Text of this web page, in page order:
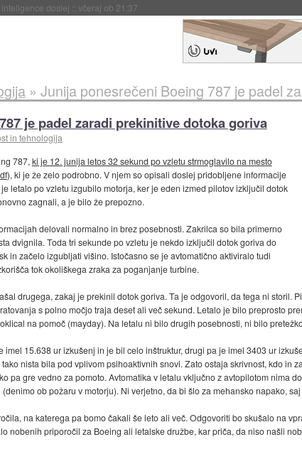
doslej :: včeraj ob 21:37
» Junija ponesrečeni Boeing 787 je padel
je padel zaradi prekinitive dotoka goriva
in tehnologija
787, ki je 12. junija letos 32 sekund po vzletu strmoglavilo na mesto
), ki je že zelo podrobno. V njem so opisali doslej pridobljene informacije
letalo po vzletu izgubilo motorja, ker je eden izmed pilotov izključil dotok
zagnali, a je bilo že prepozno.
delovali normalno in brez posebnosti. Zakrilca so bila primerno
dvignila. Toda tri sekunde po vzletu je nekdo izključil dotok goriva do
in začelo izgubljati višino. Istočasno se je avtomatično aktiviralo tudi
tok okoliškega zraka za poganjanje turbine.
drugega, zakaj je prekinil dotok goriva. Ta je odgovoril, da tega ni storil.
s polno močjo traja deset ali več sekund. Letalo je bilo preprosto
na pomoč (mayday). Na letalu ni bilo drugih posebnosti, ni bilo
imel 15.638 ur izkušenj in je bil celo inštruktur, drugi pa je imel 3403 ur
nista bila pod vplivom psihoaktivnih snovi. Zato ostaja skrivnost, kdo in
pa gre vedno za pomoto. Avtomatika v letalu vključno z avtopilotom nima
ob požaru v motorju). Ni verjetno, da bi šlo za mehansko napako,
na katerega pa bomo čakali še leto ali več. Odgovoriti bo skušalo na
nobenih priporočil za Boeing ali letalske družbe, kar priča, da niso našli